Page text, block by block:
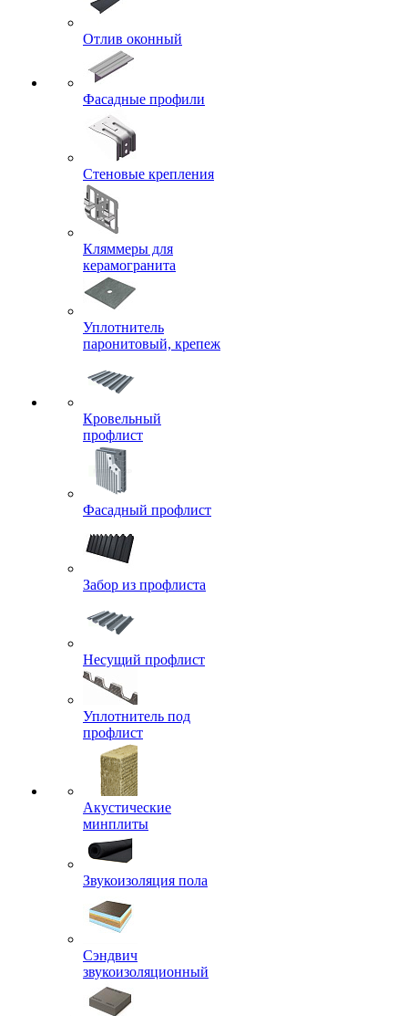
Отлив оконный
Фасадные профили
Стеновые крепления
Кляммеры для
керамогранита
Уплотнитель
паронитовый, крепеж
Кровельный
профлист
Фасадный профлист
Забор из профлиста
Несущий профлист
Уплотнитель под
профлист
Акустические
минплиты
Звукоизоляция пола
Сэндвич
звукоизоляционный